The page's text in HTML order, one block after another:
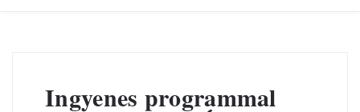
Ingyenes programmal